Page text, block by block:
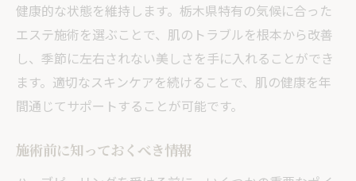
健康的な状態を維持します。栃木県特有の気候に合った
エステ施術を選ぶことで、肌のトラブルを根本から改善
し、季節に左右されない美しさを手に入れることができ
ます。適切なスキンケアを続けることで、肌の健康を年
間通じてサポートすることが可能です。
施術前に知っておくべき情報